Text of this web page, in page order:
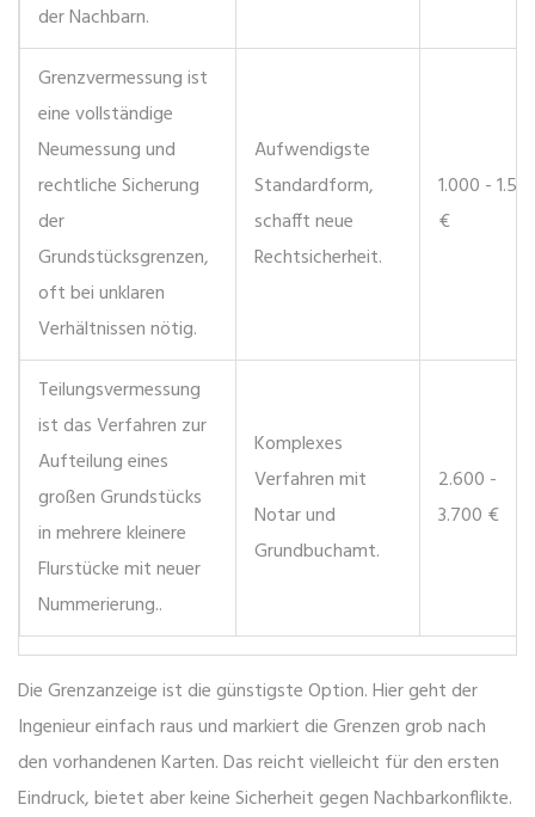
der Nachbarn.
Grenzvermessungist
eine vollständige
Neumessung und
rechtliche Sicherung
der
Grundstücksgrenzen,
oft bei unklaren
Verhältnissen nötig.
Aufwendigste
Standardform,
schafft neue
Rechtsicherheit.
1.000 -
€
Teilungsvermessung
ist das Verfahren zur
Aufteilung eines
großen Grundstücks
in mehrere kleinere
Flurstücke mit neuer
Nummerierung..
Komplexes
Verfahren mit
Notar und
Grundbuchamt.
2.600 -
3.700 €
DieGrenzanzeigeist die günstigste Option. Hier geht der
Ingenieur einfach raus und markiert die Grenzen grob nach
den vorhandenen Karten. Das reicht vielleicht für den ersten
Eindruck, bietet aber keine Sicherheit gegen Nachbarkonflikte.